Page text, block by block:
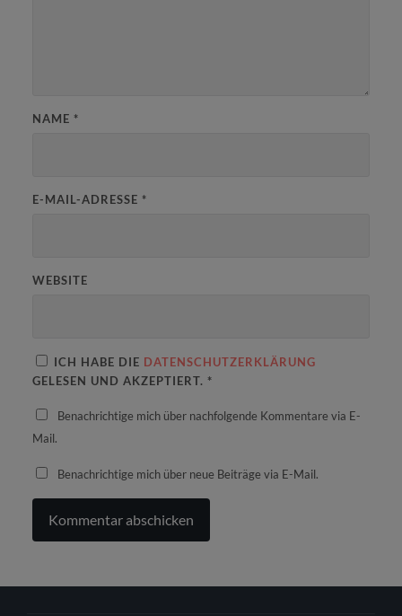
NAME *
E-MAIL-ADRESSE *
WEBSITE
ICH HABE DIE DATENSCHUTZERKLÄRUNG
GELESEN UND AKZEPTIERT. *
Benachrichtige mich über nachfolgende Kommentare via E-
Mail.
Benachrichtige mich über neue Beiträge via E-Mail.